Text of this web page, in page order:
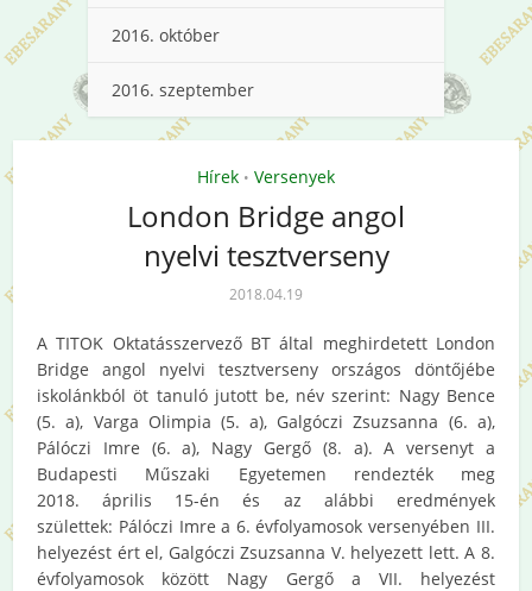
2016. október
2016. szeptember
Hírek • Versenyek
London Bridge angol
nyelvi tesztverseny
2018.04.19
A TITOK Oktatásszervező BT által meghirdetett London
Bridge angol nyelvi tesztverseny országos döntőjébe
iskolánkból öt tanuló jutott be, név szerint: Nagy Bence
(5. a), Varga Olimpia (5. a), Galgóczi Zsuzsanna (6. a),
Pálóczi Imre (6. a), Nagy Gergő (8. a). A versenyt a
Budapesti Műszaki Egyetemen rendezték meg
2018. április 15-én és az alábbi eredmények
születtek: Pálóczi Imre a 6. évfolyamosok versenyében III.
helyezést ért el, Galgóczi Zsuzsanna V. helyezett lett. A 8.
évfolyamosok között Nagy Gergő a VII. helyezést